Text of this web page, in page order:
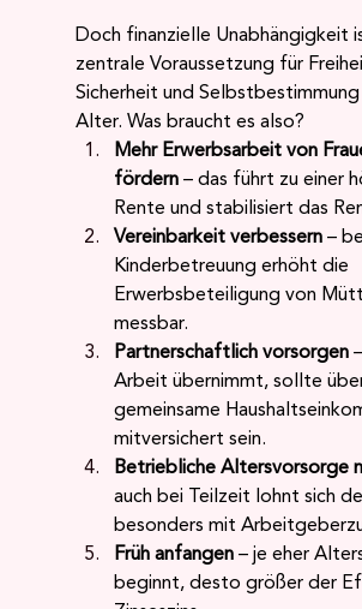
Doch finanzielle Unabhängigkeit
zentrale Voraussetzung für
Sicherheit und Selbstbestimmung
Alter. Was braucht es also?
Mehr Erwerbsarbeit von
fördern – das führt zu einer
Rente und stabilisiert das
Vereinbarkeit verbessern –
Kinderbetreuung erhöht die
Erwerbsbeteiligung von
messbar.
Partnerschaftlich vorsorgen
Arbeit übernimmt, sollte
gemeinsame
mitversichert sein.
Betriebliche Altersvorsorge
auch bei Teilzeit lohnt sich
besonders mit
Früh anfangen – je eher
beginnt, desto größer der